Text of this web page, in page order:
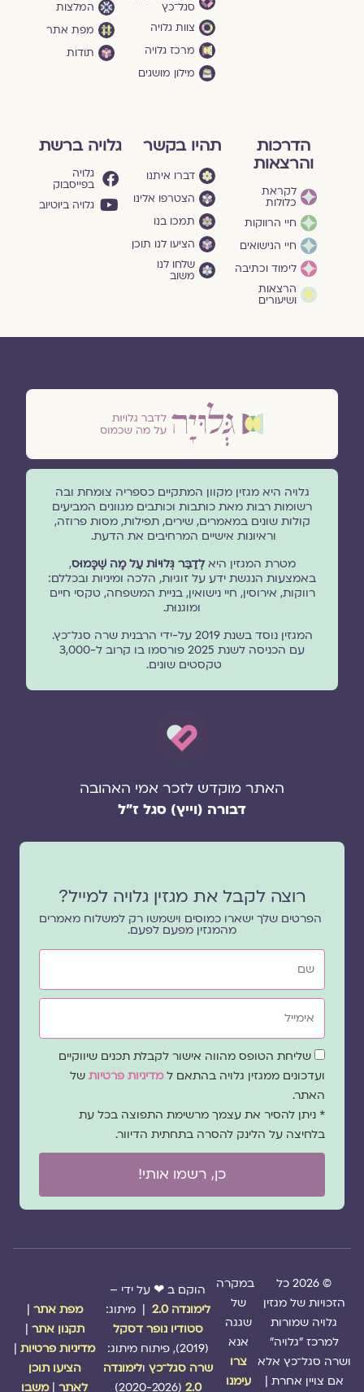
סגל־כץ
צוות גלויה
מרכז גלויה
מילון מושגים
המלצות
מפת אתר
תודות
הדרכות
והרצאות
לקראת
כלולות
חיי הרווקות
חיי הנישואים
לימוד וכתיבה
הרצאות
ושיעורים
תהיו בקשר
דברו איתנו
הצטרפו אלינו
תמכו בנו
הציעו לנו תוכן
שלחו לנו
משוב
גלויה ברשת
גלויה
בפייסבוק
גלויה ביוטיוב
גלויה היא מגזין מקוון המתקיים כספריה צומחת ובה
רשומות רבות מאת כותבות וכותבים מגוונים המביעים
קולות שונים במאמרים, שירים, תפילות, מסות פרוזה,
וראיונות אישיים המרחיבים את הדעת.
מטרת המגזין היאלְדַבֵּר גְּלוּיוֹת עַל מָה שֶׁכָּמוּס,
באמצעות הנגשת ידע על זוגיות, הלכה ומיניות ובכללם:
רווקות, אירוסין, חיי נישואין, בניית המשפחה, טקסי חיים
ומוגנוּת.
המגזין נוסד בשנת 2019 על-ידי הרבנית שרה סגל־כץ.
עם הכניסה לשנת 2025 פורסמו בו קרוב ל-3,000
טקסטים שונים.
האתר מוקדש לזכר אמי האהובה
דבורה (וייץ) סגל ז"ל
רוצה לקבל את מגזין גלויה למייל?
הפרטים שלך ישארו כמוסים וישמשו רק למשלוח מאמרים
מהמגזין מפעם לפעם.
שם
אימייל
שדהשליחת הטופס מהווה אישור לקבלת תכנים שיווקיים
ועדכונים ממגזין גלויה בהתאם ל מדיניות פרטיותשל
האתר.
* ניתן להסיר את עצמך מרשימת התפוצה בכל עת
בלחיצה על הלינק להסרה בתחתית הדיוור.
כן, רשמו אותי!
© 2026 כל
הזכויות של מגזין
גלויה שמורות
למרכז "גלויה"
ושרה סגל־כץ אלא
אם צויין אחרת |
במקרה
של
שגגה
אנא
צרו
עימנו
הוקם ב ❤ על ידי –
לימונדה 2.0
| מיתוג:
סטודיו נופר דסקל
שרה סגל־כץולימונדה
2.0
(2020-2026)
מפת אתר|
תקנון אתר|
מדיניות פרטיות|
הציעו תוכן
לאתר| משבו